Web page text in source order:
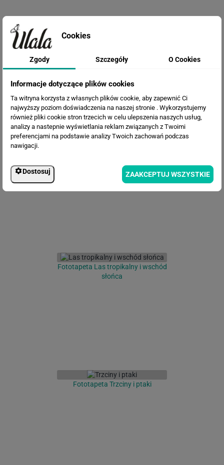
Fototapeta Zielone liście na betonie
różowe tło marmurowe
Fototapeta Las tropikalny i wschód
słońca
Fototapeta Trzciny i ptaki
Cookies
Zgody Szczegóły O Cookies
Informacje dotyczące plików cookies
Ta witryna korzysta z własnych plików cookie, aby zapewnić Ci
najwyższy poziom doświadczenia na naszej stronie . Wykorzystujemy
również pliki cookie stron trzecich w celu ulepszenia naszych usług,
analizy a nastepnie wyświetlania reklam związanych z Twoimi
preferencjami na podstawie analizy Twoich zachowań podczas
nawigacji.
Dostosuj ZAAKCEPTUJ WSZYSTKIE